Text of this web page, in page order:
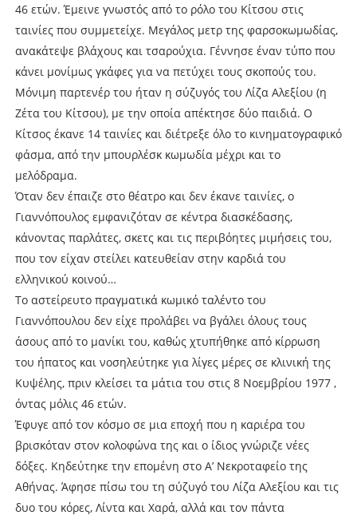
46 ετών. Έμεινε γνωστός από το ρόλο του Κίτσου στις
ταινίες που συμμετείχε. Μεγάλος μετρ της φαρσοκωμωδίας,
ανακάτεψε βλάχους και τσαρούχια. Γέννησε έναν τύπο που
κάνει μονίμως γκάφες για να πετύχει τους σκοπούς του.
Μόνιμη παρτενέρ του ήταν η σύζυγός του Λίζα Αλεξίου (η
Ζέτα του Κίτσου), με την οποία απέκτησε δύο παιδιά. Ο
Κίτσος έκανε 14 ταινίες και διέτρεξε όλο το κινηματογραφικό
φάσμα, από την μπουρλέσκ κωμωδία μέχρι και το
μελόδραμα.
Όταν δεν έπαιζε στο θέατρο και δεν έκανε ταινίες, ο
Γιαννόπουλος εμφανιζόταν σε κέντρα διασκέδασης,
κάνοντας παρλάτες, σκετς και τις περιβόητες μιμήσεις του,
που τον είχαν στείλει κατευθείαν στην καρδιά του
ελληνικού κοινού…
Το αστείρευτο πραγματικά κωμικό ταλέντο του
Γιαννόπουλου δεν είχε προλάβει να βγάλει όλους τους
άσους από το μανίκι του, καθώς χτυπήθηκε από κίρρωση
του ήπατος και νοσηλεύτηκε για λίγες μέρες σε κλινική της
Κυψέλης, πριν κλείσει τα μάτια του στις 8 Νοεμβρίου 1977 ,
όντας μόλις 46 ετών.
Έφυγε από τον κόσμο σε μια εποχή που η καριέρα του
βρισκόταν στον κολοφώνα της και ο ίδιος γνώριζε νέες
δόξες. Κηδεύτηκε την επομένη στο Α’ Νεκροταφείο της
Αθήνας. Άφησε πίσω του τη σύζυγό του Λίζα Αλεξίου και τις
δυο του κόρες, Λίντα και Χαρά, αλλά και τον πάντα